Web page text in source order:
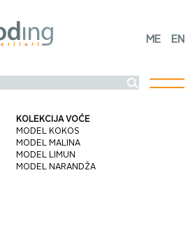
ME EN
KOLEKCIJA VOĆE
MODEL KOKOS
MODEL MALINA
MODEL LIMUN
MODEL NARANDŽA